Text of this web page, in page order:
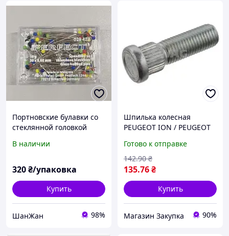
Портновские булавки со
стеклянной головкой
В наличии
320₴/упаковка
Купить
ШанЖан 98%
Шпилька колесная
PEUGEOT ION / PEUGEOT
1983-2017 г.
Готово к отправке
135.76₴
142.90 ₴
Купить
Магазин Закупка 90%